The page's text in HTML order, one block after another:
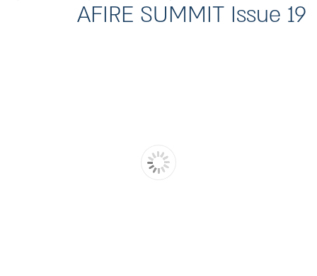
העת המקצועי בענף הנדל”ן: